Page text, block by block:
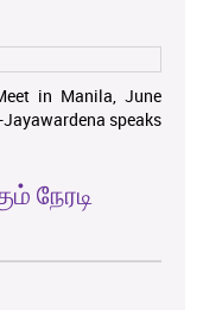
in Manila, June
speaks
நேரடி